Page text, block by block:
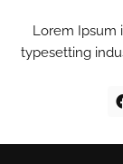
Lorem Ipsum
typesetting